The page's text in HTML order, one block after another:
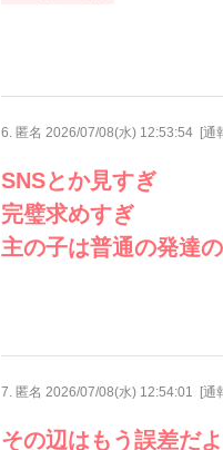
6. 匿名 2026/07/08(水) 12:53:54 [通
SNSとか見すぎ
完璧求めすぎ
主の子は普通の発達
7. 匿名 2026/07/08(水) 12:54:01 [通
その辺はもう誤差だよ